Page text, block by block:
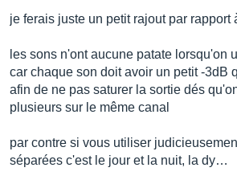
je ferais juste un petit rajout par rapport
les sons n'ont aucune patate lorsqu'on
car chaque son doit avoir un petit -3dB
afin de ne pas saturer la sortie dés
plusieurs sur le même canal
par contre si vous utiliser
séparées c'est le jour et la nuit, la dy…